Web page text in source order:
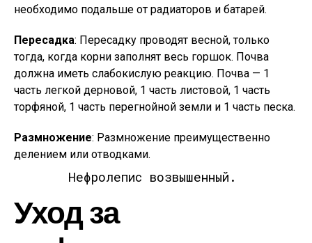
необходимо подальше от радиаторов и батарей.
Пересадка: Пересадку проводят весной, только
тогда, когда корни заполнят весь горшок. Почва
должна иметь слабокислую реакцию. Почва — 1
часть легкой дерновой, 1 часть листовой, 1 часть
торфяной, 1 часть перегнойной земли и 1 часть песка.
Размножение: Размножение преимущественно
делением или отводками.
Нефролепис возвышенный.
Уход за